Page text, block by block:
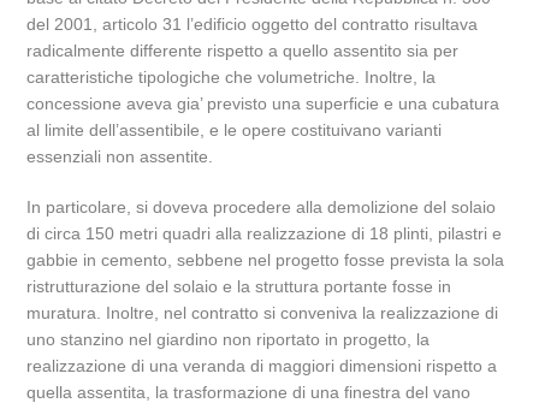
del 2001, articolo 31 l’edificio oggetto del contratto risultava
radicalmente differente rispetto a quello assentito sia per
caratteristiche tipologiche che volumetriche. Inoltre, la
concessione aveva gia’ previsto una superficie e una cubatura
al limite dell’assentibile, e le opere costituivano varianti
essenziali non assentite.
In particolare, si doveva procedere alla demolizione del solaio
di circa 150 metri quadri alla realizzazione di 18 plinti, pilastri e
gabbie in cemento, sebbene nel progetto fosse prevista la sola
ristrutturazione del solaio e la struttura portante fosse in
muratura. Inoltre, nel contratto si conveniva la realizzazione di
uno stanzino nel giardino non riportato in progetto, la
realizzazione di una veranda di maggiori dimensioni rispetto a
quella assentita, la trasformazione di una finestra del vano